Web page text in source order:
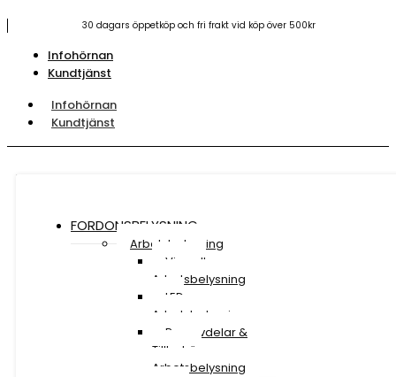
30 dagars öppetköp och fri frakt vid köp över 500kr
Infohörnan
Kundtjänst
Infohörnan
Kundtjänst
FORDONSBELYSNING
Arbetsbelysning
Visa all
Arbetsbelysning
LED
Arbetsbelysning
Reservdelar &
Tillbehör
Arbetsbelysning